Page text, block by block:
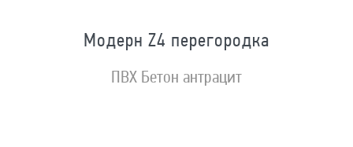
Модерн Z4 перегородка
ПВХ Бетон антрацит